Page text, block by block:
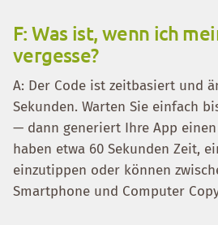
F: Was ist, wenn ich
vergesse?
A: Der Code ist zeitbasiert und
Sekunden. Warten Sie einfach
— dann generiert Ihre App einen
haben etwa 60 Sekunden Zeit,
einzutippen oder können
Smartphone und Computer